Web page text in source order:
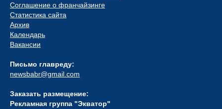
Соглашение о франчайзинге
Статистика сайта
Архив
Календарь
Вакансии
Письмо главреду:
newsbabr@gmail.com
Заказать размещение:
Рекламная группа "Экватор"